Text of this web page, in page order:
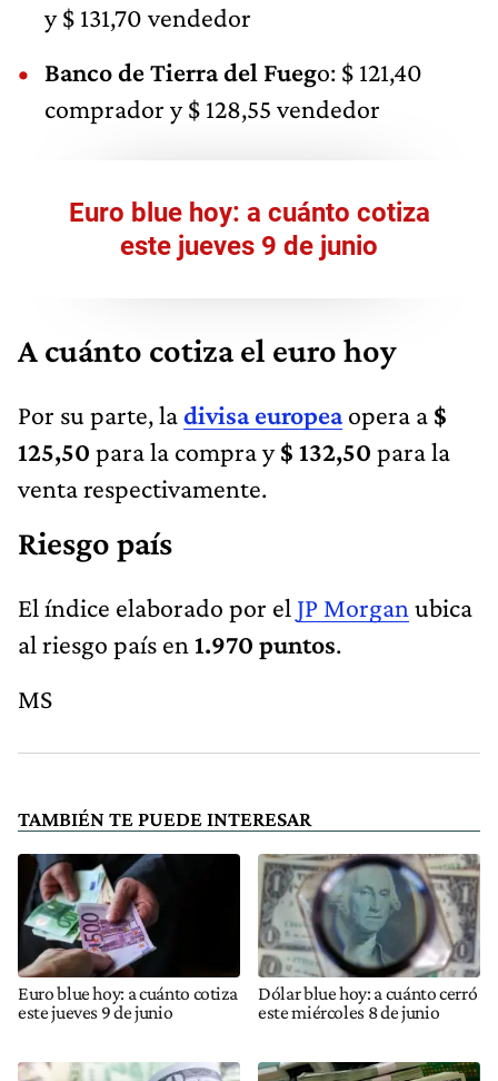
y $ 131,70 vendedor
Banco de Tierra del Fuego: $ 121,40
comprador y $ 128,55 vendedor
Euro blue hoy: a cuánto cotiza
este jueves 9 de junio
A cuánto cotiza el euro hoy
Por su parte, ladivisa europeaopera a $
125,50 para la compra y$ 132,50 para la
venta respectivamente.
Riesgo país
El índice elaborado por el JP Morgan ubica
al riesgo país en 1.970 puntos.
MS
TAMBIÉN TE PUEDE INTERESAR
Euro blue hoy: a cuánto cotiza
este jueves 9 de junio
Dólar blue hoy: a cuánto cerró
este miércoles 8 de junio